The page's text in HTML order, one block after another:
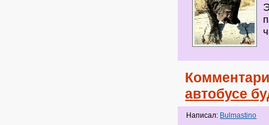
автобусе
Написал: Bulmastino